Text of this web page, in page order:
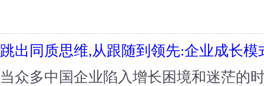
跳出同质思维,从跟随到领先:企业成长
当众多中国企业陷入增长困境和迷茫的